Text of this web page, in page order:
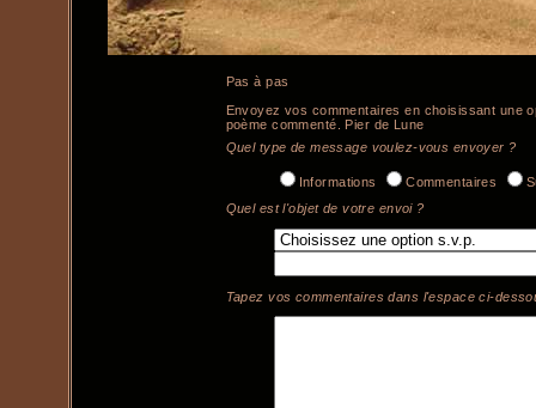
Pas à pas
Envoyez vos commentaires en choisissant une
poème commenté. Pier de Lune
Quel type de message voulez-vous envoyer ?
Informations Commentaires
Quel est l'objet de votre envoi ?
Tapez vos commentaires dans l'espace ci-